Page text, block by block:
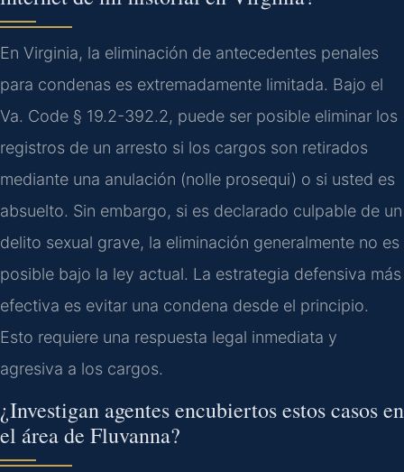
En Virginia, la eliminación de antecedentes penales
para condenas es extremadamente limitada. Bajo el
Va. Code § 19.2-392.2, puede ser posible eliminar los
registros de un arresto si los cargos son retirados
mediante una anulación (nolle prosequi) o si usted es
absuelto. Sin embargo, si es declarado culpable de un
delito sexual grave, la eliminación generalmente no es
posible bajo la ley actual. La estrategia defensiva más
efectiva es evitar una condena desde el principio.
Esto requiere una respuesta legal inmediata y
agresiva a los cargos.
¿Investigan agentes encubiertos estos casos en
el área de Fluvanna?